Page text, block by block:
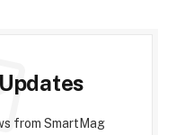
from SmartMag